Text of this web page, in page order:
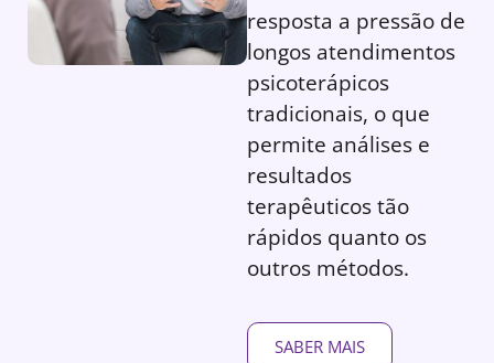
resposta a pressão de
longos atendimentos
psicoterápicos
tradicionais, o que
permite análises e
resultados
terapêuticos tão
rápidos quanto os
outros métodos.
SABER MAIS